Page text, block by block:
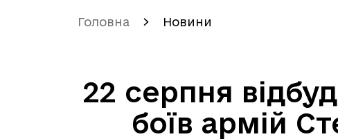
Головна Новини
22 серпня
боїв армій